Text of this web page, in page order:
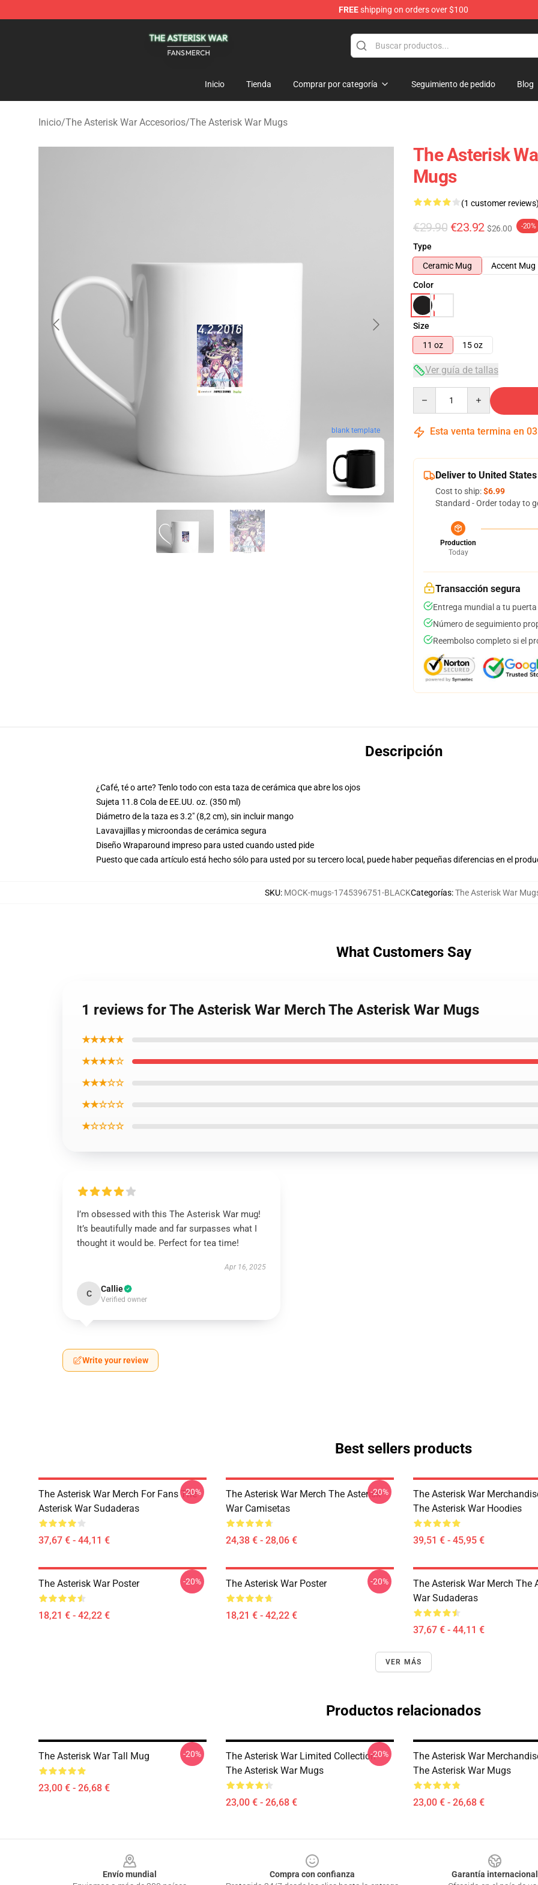
FREEshipping on orders over $100
Inicio Tienda Comprar por categoría Seguimiento de pedido Blog
Inicio/The Asterisk War Accesorios/The Asterisk War Mugs
blank template
The Asterisk
Mugs
(1 customer reviews)
€29.90 €23.92 $26.00 -20%
Type
Ceramic Mug
Accent Mug
Color
Size
11 oz
15 oz
Ver guía de tallas
Esta venta termina en 03
Deliver to United States
Cost to ship:$6.99
Standard - Order today to
Production
Today
Transacción segura
Entrega mundial a tu puerta
Número de seguimiento
Reembolso completo si el
Descripción
¿Café, té o arte? Tenlo todo con esta taza de cerámica que abre los ojos
Sujeta 11.8 Cola de EE.UU. oz. (350 ml)
Diámetro de la taza es 3.2" (8,2 cm), sin incluir mango
Lavavajillas y microondas de cerámica segura
Diseño Wraparound impreso para usted cuando usted pide
Puesto que cada artículo está hecho sólo para usted por su tercero local, puede haber pequeñas diferencias en el
SKU: MOCK-mugs-1745396751-BLACKCategorías:The Asterisk War
What Customers Say
1 reviews for The Asterisk War Merch The Asterisk War Mugs
★★★★★
★★★★☆
★★★☆☆
★★☆☆☆
★☆☆☆☆
I’m obsessed with this The Asterisk War mug!
It’s beautifully made and far surpasses what I
thought it would be. Perfect for tea time!
Apr 16, 2025
C Callie
Verified owner
Write your review
Best sellers products
The Asterisk War Merch For Fans The
Asterisk War Sudaderas
37,67 € - 44,11 €
-20%
The Asterisk War Merch The Asterisk
War Camisetas
24,38 € - 28,06 €
-20%
The Asterisk War
The Asterisk War Hoodies
39,51 € - 45,95 €
The Asterisk War Poster
18,21 € - 42,22 €
-20% The Asterisk War Poster
18,21 € - 42,22 €
-20%
The Asterisk War Merch The
War Sudaderas
37,67 € - 44,11 €
VER MÁS
Productos relacionados
The Asterisk War Tall Mug
23,00 € - 26,68 €
-20%
The Asterisk War Limited Collection
The Asterisk War Mugs
23,00 € - 26,68 €
-20%
The Asterisk War
The Asterisk War Mugs
23,00 € - 26,68 €
Envío mundial
Compra con confianza
Garantía internacional